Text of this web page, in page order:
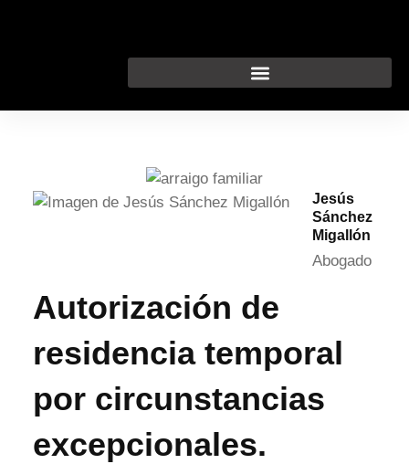
Jesús
Sánchez
Migallón
Abogado
Autorización de
residencia temporal
por circunstancias
excepcionales.